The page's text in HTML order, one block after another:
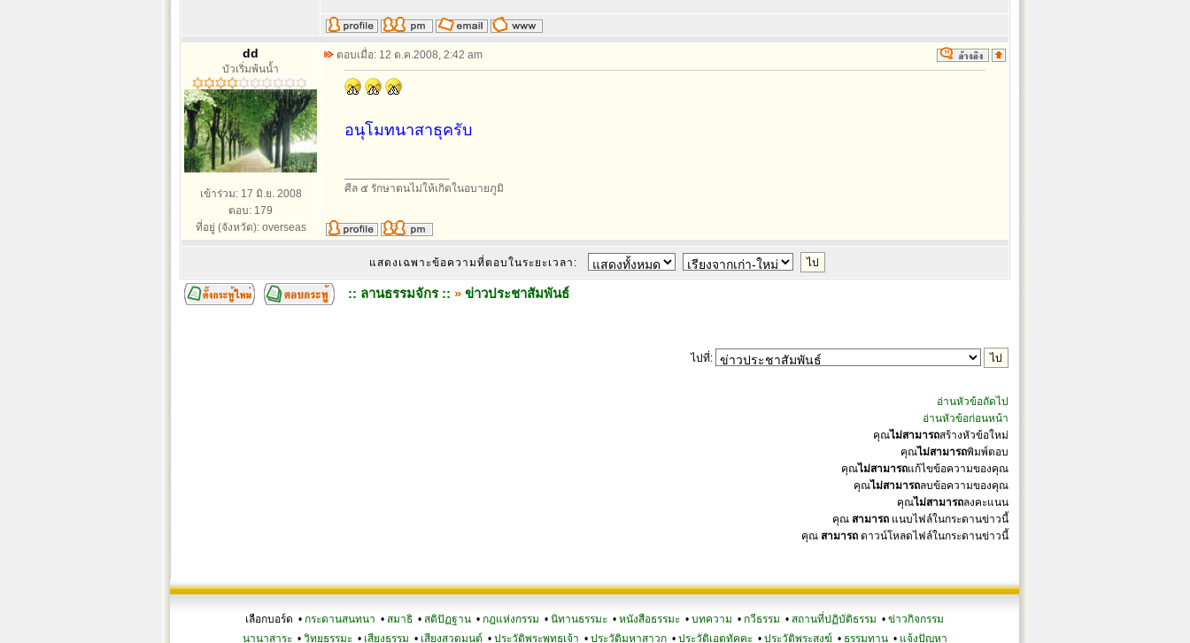
dd
บัวเริ่มพ้นน้ำ
เข้าร่วม: 17 มิ.ย. 2008
ตอบ: 179
ที่อยู่ (จังหวัด): overseas
ตอบเมื่อ: 12 ต.ค.2008, 2:42 am
อนุโมทนาสาธุครับ
ศีล ๕ รักษาตนไม่ให้เกิดในอบายภูมิ
แสดงเฉพาะข้อความที่ตอบในระยะเวลา:
:: ลานธรรมจักร :: » ข่าวประชาสัมพันธ์
ไปที่:
อ่านหัวข้อถัดไป
อ่านหัวข้อก่อนหน้า
คุณไม่สามารถสร้างหัวข้อใหม่
คุณไม่สามารถพิมพ์ตอบ
คุณไม่สามารถแก้ไขข้อความของคุณ
คุณไม่สามารถลบข้อความของคุณ
คุณไม่สามารถลงคะแนน
คุณ สามารถ แนบไฟล์ในกระดานข่าวนี้
คุณ สามารถ ดาวน์โหลดไฟล์ในกระดานข่าวนี้
เลือกบอร์ด • กระดานสนทนา • สมาธิ • สติปัฏฐาน • กฎแห่งกรรม • นิทานธรรมะ • หนังสือธรรมะ • บทความ • กวีธรรม • สถานที่ปฏิบัติธรรม • ข่าวกิจกรรม
นานาสาระ• วิทยุธรรมะ• เสียงธรรม • เสียงสวดมนต์ • ประวัติพระพุทธเจ้า • ประวัติมหาสาวก• ประวัติเอตทัคคะ• ประวัติพระสงฆ์ • ธรรมทาน• แจ้งปัญหา